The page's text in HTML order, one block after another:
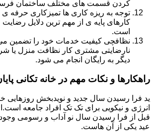
کردن قسمت های مختلف ساختمان
توجه به ریزه کاری ها تمیزکاری حرفه ی
کارهای پایه ی از مهم ترین دلایل
است.
نظافچی کیفیت خدمات خود را تضمین
نارضایتی مشتری کار نظافت منزل یا
دیگر به رایگان انجام می شود.
راهکارها و نکات مهم در خانه تکانی
ید فرا رسیدن سال جدید و نویدبخش روزهایی
انرژی و نیکویی برای تک تک افراد جامعه
قبل از فرا رسیدن سال نو آداب و رسومی وجود
عید یکی از آن هاست.